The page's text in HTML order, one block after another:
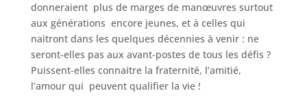
donneraient plus de marges de manœuvres surtout
aux générations encore jeunes, et à celles qui
naitront dans les quelques décennies à venir : ne
seront-elles pas aux avant-postes de tous les défis ?
Puissent-elles connaitre la fraternité, l’amitié,
l’amour qui peuvent qualifier la vie !